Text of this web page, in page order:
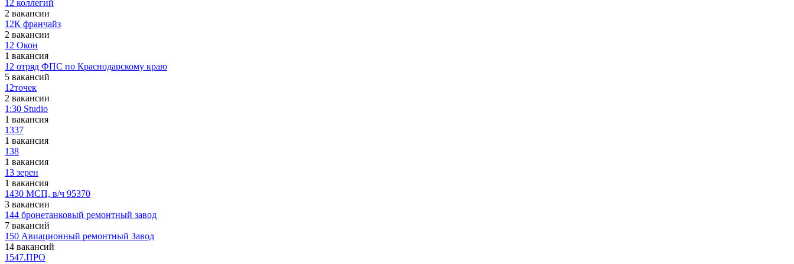
12 коллегий
2 вакансии
12К франчайз
2 вакансии
12 Окон
1 вакансия
12 отряд ФПС по Краснодарскому краю
5 вакансий
12точек
2 вакансии
1:30 Studio
1 вакансия
1337
1 вакансия
138
1 вакансия
13 зерен
1 вакансия
1430 МСП, в/ч 95370
3 вакансии
144 бронетанковый ремонтный завод
7 вакансий
150 Авиационный ремонтный Завод
14 вакансий
1547.ПРО